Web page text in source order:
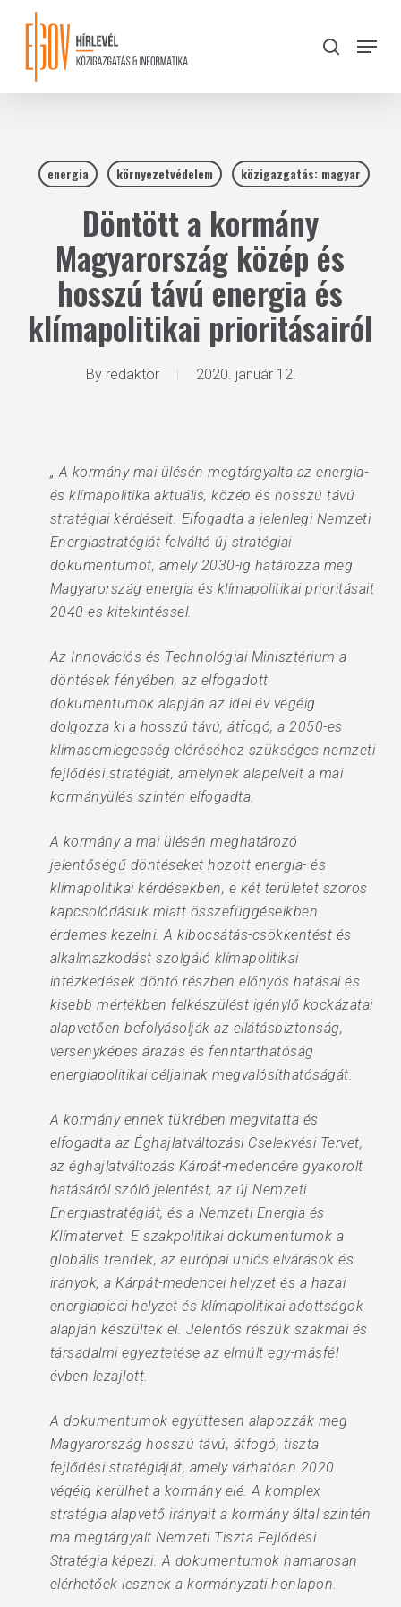
content
search
Menu
energia környezetvédelem közigazgatás: magyar
Döntött a kormány
Magyarország közép és
hosszú távú energia és
klímapolitikai prioritásairól
By redaktor 2020. január 12.
„ A kormány mai ülésén megtárgyalta az energia-
és klímapolitika aktuális, közép és hosszú távú
stratégiai kérdéseit. Elfogadta a jelenlegi Nemzeti
Energiastratégiát felváltó új stratégiai
dokumentumot, amely 2030-ig határozza meg
Magyarország energia és klímapolitikai prioritásait
2040-es kitekintéssel.
Az Innovációs és Technológiai Minisztérium a
döntések fényében, az elfogadott
dokumentumok alapján az idei év végéig
dolgozza ki a hosszú távú, átfogó, a 2050-es
klímasemlegesség eléréséhez szükséges nemzeti
fejlődési stratégiát, amelynek alapelveit a mai
kormányülés szintén elfogadta.
A kormány a mai ülésén meghatározó
jelentőségű döntéseket hozott energia- és
klímapolitikai kérdésekben, e két területet szoros
kapcsolódásuk miatt összefüggéseikben
érdemes kezelni. A kibocsátás-csökkentést és
alkalmazkodást szolgáló klímapolitikai
intézkedések döntő részben előnyös hatásai és
kisebb mértékben felkészülést igénylő kockázatai
alapvetően befolyásolják az ellátásbiztonság,
versenyképes árazás és fenntarthatóság
energiapolitikai céljainak megvalósíthatóságát.
A kormány ennek tükrében megvitatta és
elfogadta az Éghajlatváltozási Cselekvési Tervet,
az éghajlatváltozás Kárpát-medencére gyakorolt
hatásáról szóló jelentést, az új Nemzeti
Energiastratégiát, és a Nemzeti Energia és
Klímatervet. E szakpolitikai dokumentumok a
globális trendek, az európai uniós elvárások és
irányok, a Kárpát-medencei helyzet és a hazai
energiapiaci helyzet és klímapolitikai adottságok
alapján készültek el. Jelentős részük szakmai és
társadalmi egyeztetése az elmúlt egy-másfél
évben lezajlott.
A dokumentumok együttesen alapozzák meg
Magyarország hosszú távú, átfogó, tiszta
fejlődési stratégiáját, amely várhatóan 2020
végéig kerülhet a kormány elé. A komplex
stratégia alapvető irányait a kormány által szintén
ma megtárgyalt Nemzeti Tiszta Fejlődési
Stratégia képezi. A dokumentumok hamarosan
elérhetőek lesznek a kormányzati honlapon.
Close